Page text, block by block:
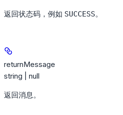
返回状态码，例如 SUCCESS。
returnMessage
string | null
返回消息。